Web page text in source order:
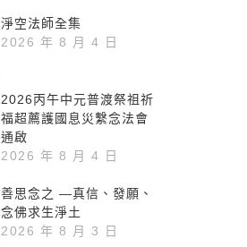
淨空法師全集
2026 年 8 月 4 日
2026丙午中元普渡祭祖祈
福超薦護國息災繫念法會
通啟
2026 年 8 月 4 日
善思念之 —真信、發願、
念佛求生淨土
2026 年 8 月 3 日